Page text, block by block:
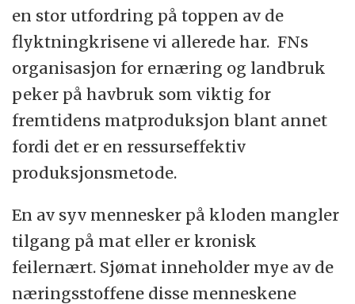
en stor utfordring på toppen av de
flyktningkrisene vi allerede har. FNs
organisasjon for ernæring og landbruk
peker på havbruk som viktig for
fremtidens matproduksjon blant annet
fordi det er en ressurseffektiv
produksjonsmetode.
En av syv mennesker på kloden mangler
tilgang på mat eller er kronisk
feilernært. Sjømat inneholder mye av de
næringsstoffene disse menneskene